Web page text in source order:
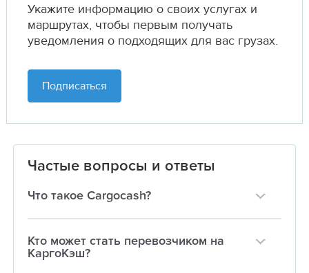
Укажите информацию о своих услугах и
маршрутах, чтобы первым получать
уведомления о подходящих для вас грузах.
Подписаться
Частые вопросы и ответы
Что такое Cargocash?
Кто может стать перевозчиком на
КаргоКэш?